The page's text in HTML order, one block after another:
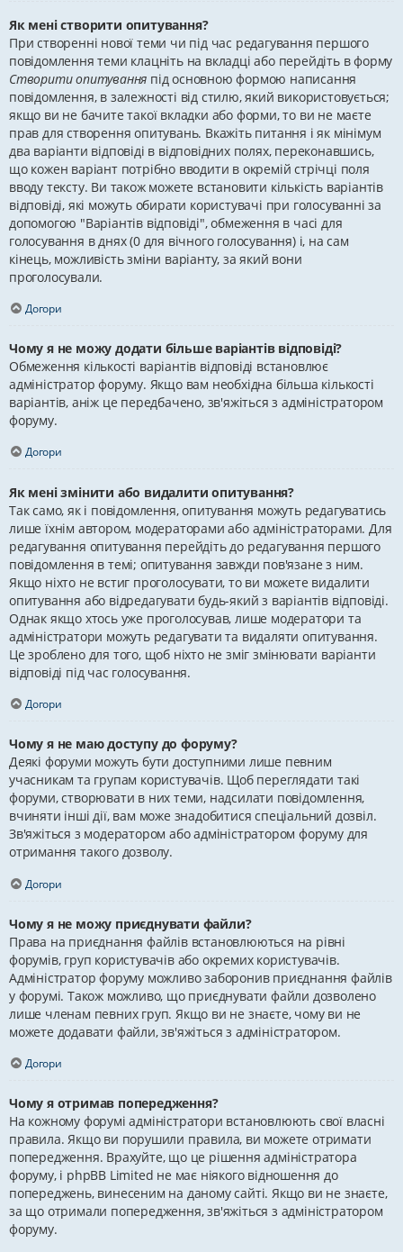
Як мені створити опитування?
При створенні нової теми чи під час редагування першого
повідомлення теми клацніть на вкладці або перейдіть в форму
Створити опитування під основною формою написання
повідомлення, в залежності від стилю, який використовується;
якщо ви не бачите такої вкладки або форми, то ви не маєте
прав для створення опитувань. Вкажіть питання і як мінімум
два варіанти відповіді в відповідних полях, переконавшись,
що кожен варіант потрібно вводити в окремій стрічці поля
вводу тексту. Ви також можете встановити кількість варіантів
відповіді, які можуть обирати користувачі при голосуванні за
допомогою "Варіантів відповіді", обмеження в часі для
голосування в днях (0 для вічного голосування) і, на сам
кінець, можливість зміни варіанту, за який вони
проголосували.
Догори
Чому я не можу додати більше варіантів відповіді?
Обмеження кількості варіантів відповіді встановлює
адміністратор форуму. Якщо вам необхідна більша кількості
варіантів, аніж це передбачено, зв'яжіться з адміністратором
форуму.
Догори
Як мені змінити або видалити опитування?
Так само, як і повідомлення, опитування можуть редагуватись
лише їхнім автором, модераторами або адміністраторами. Для
редагування опитування перейдіть до редагування першого
повідомлення в темі; опитування завжди пов'язане з ним.
Якщо ніхто не встиг проголосувати, то ви можете видалити
опитування або відредагувати будь-який з варіантів відповіді.
Однак якщо хтось уже проголосував, лише модератори та
адміністратори можуть редагувати та видаляти опитування.
Це зроблено для того, щоб ніхто не зміг змінювати варіанти
відповіді під час голосування.
Догори
Чому я не маю доступу до форуму?
Деякі форуми можуть бути доступними лише певним
учасникам та групам користувачів. Щоб переглядати такі
форуми, створювати в них теми, надсилати повідомлення,
вчиняти інші дії, вам може знадобитися спеціальний дозвіл.
Зв'яжіться з модератором або адміністратором форуму для
отримання такого дозволу.
Догори
Чому я не можу приєднувати файли?
Права на приєднання файлів встановлюються на рівні
форумів, груп користувачів або окремих користувачів.
Адміністратор форуму можливо заборонив приєднання файлів
у форумі. Також можливо, що приєднувати файли дозволено
лише членам певних груп. Якщо ви не знаєте, чому ви не
можете додавати файли, зв'яжіться з адміністратором.
Догори
Чому я отримав попередження?
На кожному форумі адміністратори встановлюють свої власні
правила. Якщо ви порушили правила, ви можете отримати
попередження. Врахуйте, що це рішення адміністратора
форуму, і phpBB Limited не має ніякого відношення до
попереджень, винесеним на даному сайті. Якщо ви не знаєте,
за що отримали попередження, зв'яжіться з адміністратором
форуму.